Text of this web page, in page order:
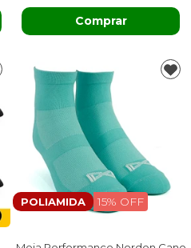
Comprar
POLIAMIDA 15% OFF